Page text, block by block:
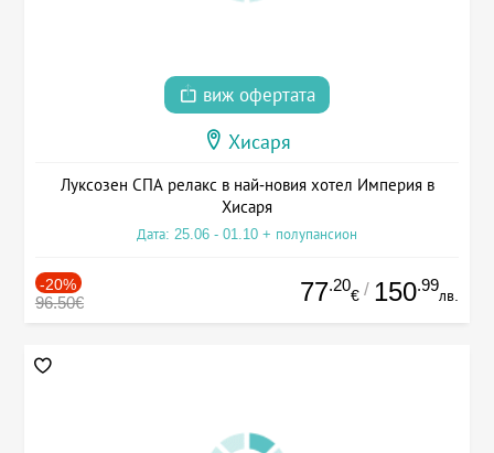
виж офертата
Хисаря
Луксозен СПА релакс в най-новия хотел Империя в
Хисаря
Дата: 25.06 - 01.10 + полупансион
-20%
96.50€ 77.20
€ / 150.99
лв.